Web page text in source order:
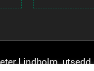
Lindholm, utsedd